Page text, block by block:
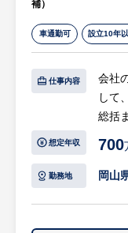
商品
導す
ティ
め、
度を
同社
補）
車通勤可 設立10年
仕事内容
会社
して
総括
【具
・決
報告
想定年収 700
勤務地 岡山